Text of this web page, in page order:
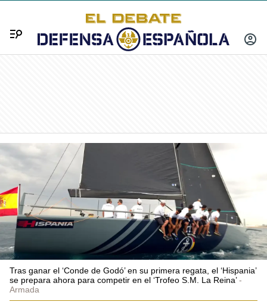
INICIAR
Menú
Tras ganar el ‘Conde de Godó’ en su primera regata, el ‘Hispania’
se prepara ahora para competir en el ‘Trofeo S.M. La Reina’
Armada